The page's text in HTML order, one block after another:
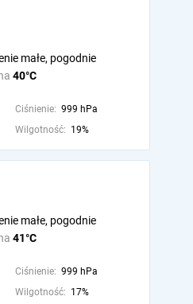
40°C
małe, pogodnie
Ciśnienie: 999 hPa
Wilgotność: 19%
41°C
małe, pogodnie
Ciśnienie: 999 hPa
Wilgotność: 17%